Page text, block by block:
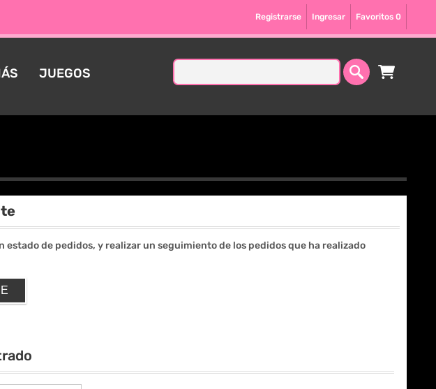
Registrarse Ingresar Favoritos 0
JUEGOS
de pedidos, y realizar un seguimiento de los pedidos que ha realizado